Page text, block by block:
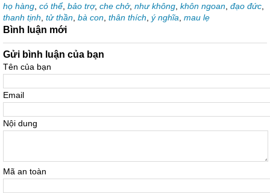
họ hàng có thể, bảo trợ, che chở, như không khôn ngoan đạo đức
thanh tịnh tử thần bà con thân thích ý nghĩa mau lẹ
Bình luận mới
Gửi bình luận của bạn
Tên của bạn
Email
Nội dung
Mã an toàn